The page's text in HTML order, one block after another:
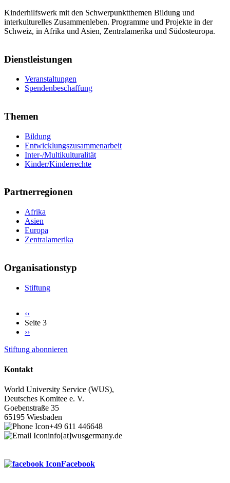
Kinderhilfswerk mit den Schwerpunktthemen Bildung und
interkulturelles Zusammenleben. Programme und Projekte in der
Schweiz, in Afrika und Asien, Zentralamerika und Südosteuropa.
Dienstleistungen
Veranstaltungen
Spendenbeschaffung
Themen
Bildung
Entwicklungszusammenarbeit
Inter-/Multikulturalität
Kinder/Kinderrechte
Partnerregionen
Afrika
Asien
Europa
Zentralamerika
Organisationstyp
Stiftung
Seitennummerierung
Vorherige
Seite
‹‹
Seite 3
Nächste
››
Stiftung abonnieren
Kontakt
World University Service (WUS),
Deutsches Komitee e. V.
Goebenstraße 35
65195 Wiesbaden
+49 611 446648
info[at]wusgermany.de
Facebook